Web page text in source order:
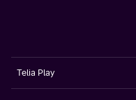
Telia Play